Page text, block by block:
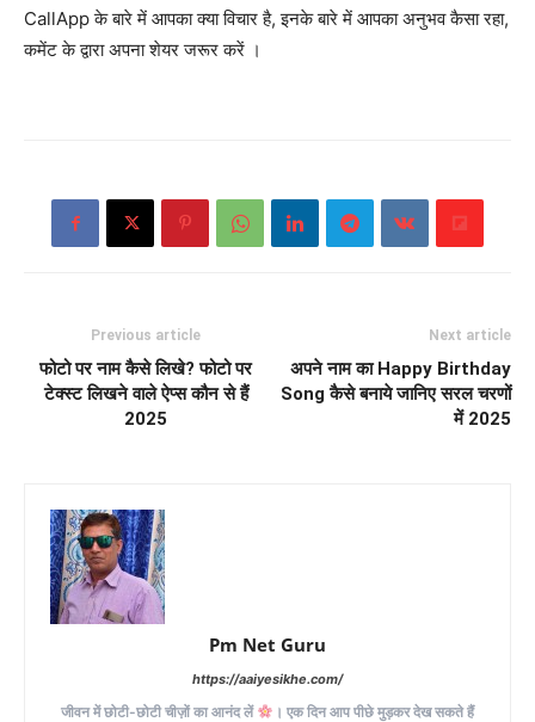
CallApp के बारे में आपका क्या विचार है, इनके बारे में आपका अनुभव कैसा रहा,
कमेंट के द्वारा अपना शेयर जरूर करें ।
Previous article
फोटो पर नाम कैसे लिखे? फोटो पर
टेक्स्ट लिखने वाले ऐप्स कौन से हैं
2025
Next article
अपने नाम का Happy Birthday
Song कैसे बनाये जानिए सरल चरणों
में 2025
Pm Net Guru
https://aaiyesikhe.com/
जीवन में छोटी-छोटी चीज़ों का आनंद लें
। एक दिन आप पीछे मुड़कर देख सकते हैं